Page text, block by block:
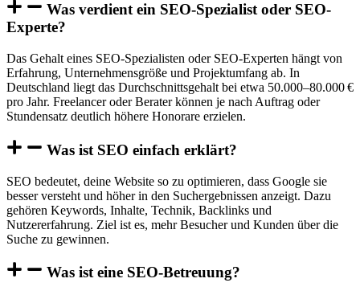
Was verdient ein SEO-Spezialist oder SEO-
Experte?
Das Gehalt eines SEO-Spezialisten oder SEO-Experten hängt von
Erfahrung, Unternehmensgröße und Projektumfang ab. In
Deutschland liegt das Durchschnittsgehalt bei etwa 50.000–80.000 €
pro Jahr. Freelancer oder Berater können je nach Auftrag oder
Stundensatz deutlich höhere Honorare erzielen.
Was ist SEO einfach erklärt?
SEO bedeutet, deine Website so zu optimieren, dass Google sie
besser versteht und höher in den Suchergebnissen anzeigt. Dazu
gehören Keywords, Inhalte, Technik, Backlinks und
Nutzererfahrung. Ziel ist es, mehr Besucher und Kunden über die
Suche zu gewinnen.
Was ist eine SEO-Betreuung?